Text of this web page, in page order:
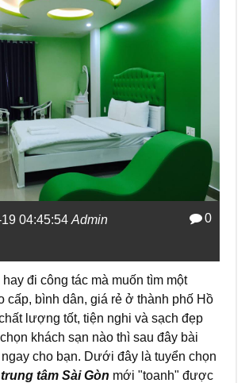
19 04:45:54Admin
0
đi công tác mà muốn tìm một
cấp, bình dân, giá rẻ ở thành phố Hồ
lượng tốt, tiện nghi và sạch đẹp
khách sạn nào thì sau đây bài
cho bạn. Dưới đây là tuyển chọn
tâm Sài Gòn mới "toanh" được